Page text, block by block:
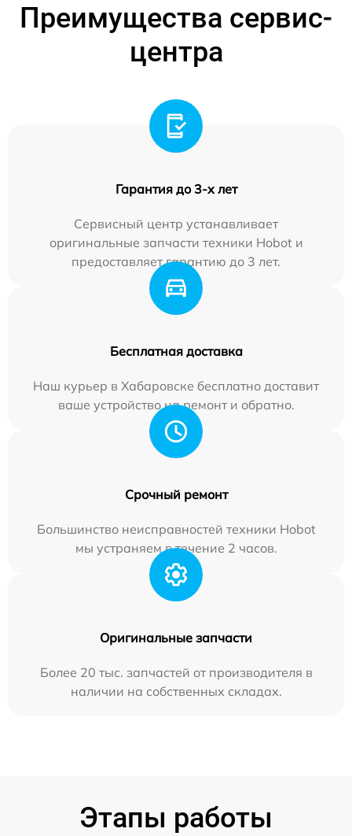
Преимущества сервис-
центра
Гарантия до 3-х лет
Сервисный центр устанавливает
оригинальные запчасти техники Hobot и
предоставляет гарантию до 3 лет.
Бесплатная доставка
Наш курьер в Хабаровске бесплатно доставит
ваше устройство на ремонт и обратно.
Срочный ремонт
Большинство неисправностей техники Hobot
мы устраняем в течение 2 часов.
Оригинальные запчасти
Более 20 тыс. запчастей от производителя в
наличии на собственных складах.
Этапы работы